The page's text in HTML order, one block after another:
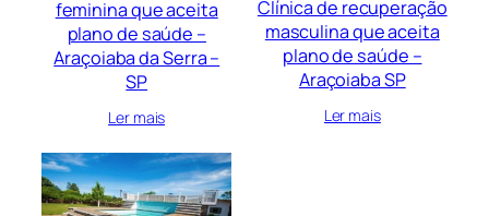
feminina que aceita
plano de saúde –
Araçoiaba da Serra –
SP
Ler mais
Clínica de recuperação
masculina que aceita
plano de saúde –
Araçoiaba SP
Ler mais